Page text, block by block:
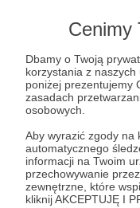
Cenimy
Dbamy o Twoją
korzystania z naszych
poniżej prezentujemy
zasadach
osobowych.
Aby wyrazić zgody na
automatycznego
informacji na Twoim
przechowywanie
zewnętrzne, które
kliknij AKCEPTUJĘ I
A w
Zbrojnej”
obszerny
Dobrego